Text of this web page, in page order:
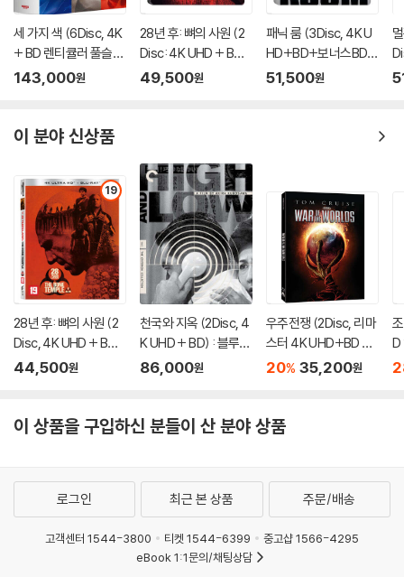
세 가지 색 (6Disc, 4K
+ BD 렌티큘러 풀슬립
트릴로지 박스 한정판)
143,000원
28년 후: 뼈의 사원 (2
Disc: 4K UHD + BD
스틸북 한정판) : 블루
49,500원
패닉 룸 (3Disc, 4K U
HD+BD+보너스BD
스틸북 한정판) : 블루
51,500원
이 분야 신상품
19
28년 후: 뼈의 사원 (2
Disc, 4K UHD + BD
초회한정 슬립케이스
44,500원
천국와 지옥 (2Disc, 4
K UHD + BD) : 블루레
이
86,000원
우주전쟁 (2Disc, 리마
스터 4K UHD+BD 슬
립케이스 한정판) : 블
20% 35,200원
D
이 상품을 구입하신 분들이 산 분야 상품
로그인 최근 본 상품 주문/배송
고객센터 1544-3800 티켓 1544-6399
중고샵 1566-4295
eBook 1:1문의/채팅상담